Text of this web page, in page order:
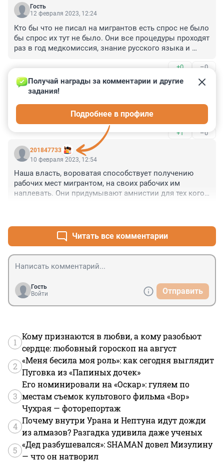
Гость
12 февраля 2023, 12:24
Кто бы что не писал на мигрантов есть спрос не было
бы спрос их тут не было. Они все процедуры проходят
раз в год медкомиссия, знание русского языка и
получили патент оплачивает каждый месяц налог
8000 рублей, каждый месяц регистрации 3000 рублей.
И так если пол года работать и уехать каждый месяц
посчитайте сколько денег от мигрантов в месяц
получает бюджет? Один раз мер города Собянин
сказал получение налоги от мигрантов привисили
налогов нефтяной компаний. Но Собянина дали
понять не стоить про такие вещи говорить
+0 –0
Гость
10 февраля 2023, 21:23
Все нормальные страны защищают свой рынок труда.
И только у нас тут проходной двор.
+1 –0
201847733
Получай награды за комментарии и другие
задания!
Подробнее в профиле
10 февраля 2023, 12:54
Наша власть, вороватая способствует получению
рабочих мест мигрантом, на своих рабочих им
наплевать. Они придумывают амнистии для тех кого
своих дворцах, но их дочери и жены ходят по улицам
по которым рыщут те, кого привезли их жадные
папы. Они уже сбились в национальные преступные
группировки. И другой вопрос, а почему нельзя
привести людей с Донбасса, с Белоруссии?!?!?!?
Читать все комментарии
Гость
Войти
Отправить
1
Кому признаются в любви, а кому разобьют
сердце: любовный гороскоп на август
2
«Меня бесила моя роль»: как сегодня выглядит
Пуговка из «Папиных дочек»
3
Его номинировали на «Оскар»: гуляем по
местам съемок культового фильма «Вор»
Чухрая — фоторепортаж
4
Почему внутри Урана и Нептуна идут дожди
из алмазов? Разгадка удивила даже ученых
5
«Дед разбушевался»: SHAMAN довел Мизулину
— что он натворил